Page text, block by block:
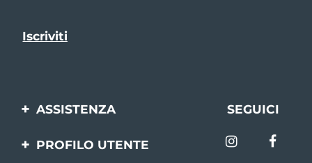
ASSISTENZA
Contattaci
SEGUICI
PROFILO UTENTE